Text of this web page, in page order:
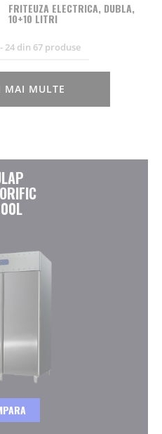
FRITEUZA ELECTRICA, DUBLA,
10+10 LITRI
- 24 din 67 produse
MAI MULTE